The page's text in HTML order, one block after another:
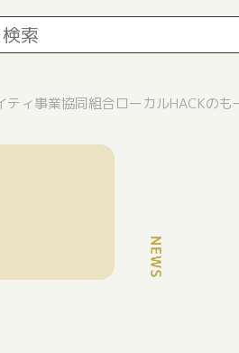
ィ事業協同組合ローカルHACKのも